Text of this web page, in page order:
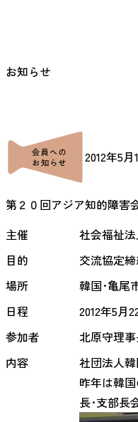
お知らせ
2012年5月
第２０回アジア知的障害
主催
社会福祉
目的
交流協定
場所
韓国･亀尾
日程
2012年5月
参加者
北原守理
内容
社団法人
昨年は韓
長･支部長